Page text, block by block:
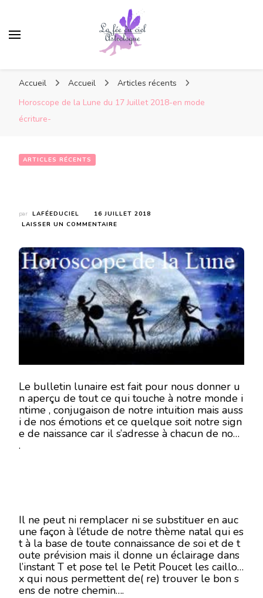
Accueil Accueil
Articles récents
Horoscope de la Lune du 17 Juillet 2018-en mode
écriture-
ARTICLES RÉCENTS
par LAFÉEDUCIEL
16 JUILLET 2018
LAISSER UN COMMENTAIRE
LA
LUNE
DU
17
JUILLET
2018-
EN
MODE
ÉCRITURE-
Le bulletin lunaire est fait pour nous donner u
n aperçu de tout ce qui touche à notre monde i
ntime , conjugaison de notre intuition mais auss
i de nos émotions et ce quelque soit notre sign
e de naissance car il s’adresse à chacun de nous
.
Il ne peut ni remplacer ni se substituer en auc
une façon à l’étude de notre thème natal qui es
t à la base de toute connaissance de soi et de t
oute prévision mais il donne un éclairage dans
l’instant T et pose tel le Petit Poucet les caillou
x qui nous permettent de( re) trouver le bon s
ens de notre chemin….